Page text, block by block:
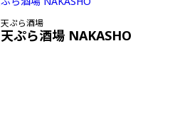
天ぷら酒場
天ぷら酒場 NAKASHO